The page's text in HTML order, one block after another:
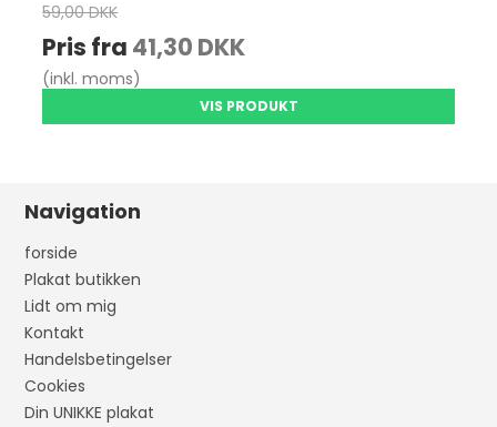
59,00 DKK
Pris fra 41,30 DKK
(inkl. moms)
VIS PRODUKT
Navigation
forside
Plakat butikken
Lidt om mig
Kontakt
Handelsbetingelser
Cookies
Din UNIKKE plakat